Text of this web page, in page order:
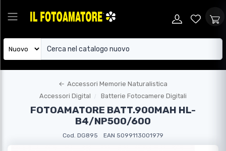
← Accessori Memorie Naturalistica
Accessori Digital
Batterie Fotocamere Digitali
FOTOAMATORE BATT.900MAH HL-
B4/NP500/600
Cod. DG895 EAN 5099113001979